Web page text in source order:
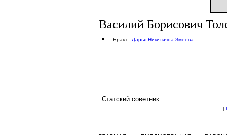
Василий Борисович
Брак с: Дарья Никитична Змеева
Статский советник
[